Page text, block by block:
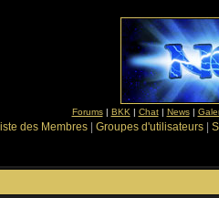
Forums| BKK | Chat| News|
des Membres Groupes d'utilisateurs